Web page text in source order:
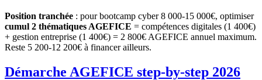
Position tranchée : pour bootcamp cyber 8 000-15 000€, optimiser
cumul 2 thématiques AGEFICE = compétences digitales (1 400€)
+ gestion entreprise (1 400€) = 2 800€ AGEFICE annuel maximum.
Reste 5 200-12 200€ à financer ailleurs.
Démarche AGEFICE step-by-step 2026